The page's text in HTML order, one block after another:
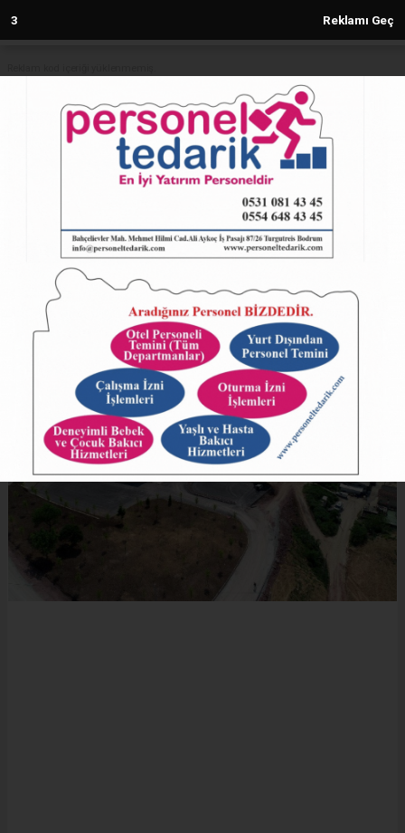
2 Reklamı Geç
Anasayfa
Kocaeli'de kurban kesim
başvuruları 3 Haziran’da başlıyor
30.05.2024 - 12:14, Güncelleme: 30.05.2024 - 12:14
4822+ kez okundu.
ABONE OL